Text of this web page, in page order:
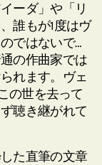
ーダ」や「リ
誰もが1度はヴ
ではないでし
の作曲家では
れます。ヴェ
の世を去って
聴き継がれて
た直筆の文章